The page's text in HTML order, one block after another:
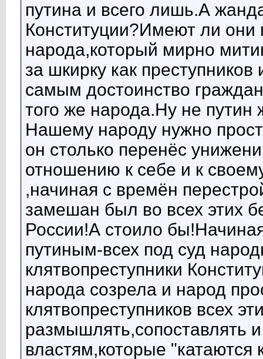
путина и всего лишь.А
Конституции?Имеют ли они
народа,который мирно
за шкирку как
самым достоинство
того же народа.Ну не путин
Нашему народу нужно
он столько перенёс
отношению к себе и к
,начиная с времён
замешан был во всех этих
России!А стоило
путиным-всех под суд
клятвопреступники
народа созрела и народ
клятвопреступников всех
размышлять,сопоставлять
властям,которые